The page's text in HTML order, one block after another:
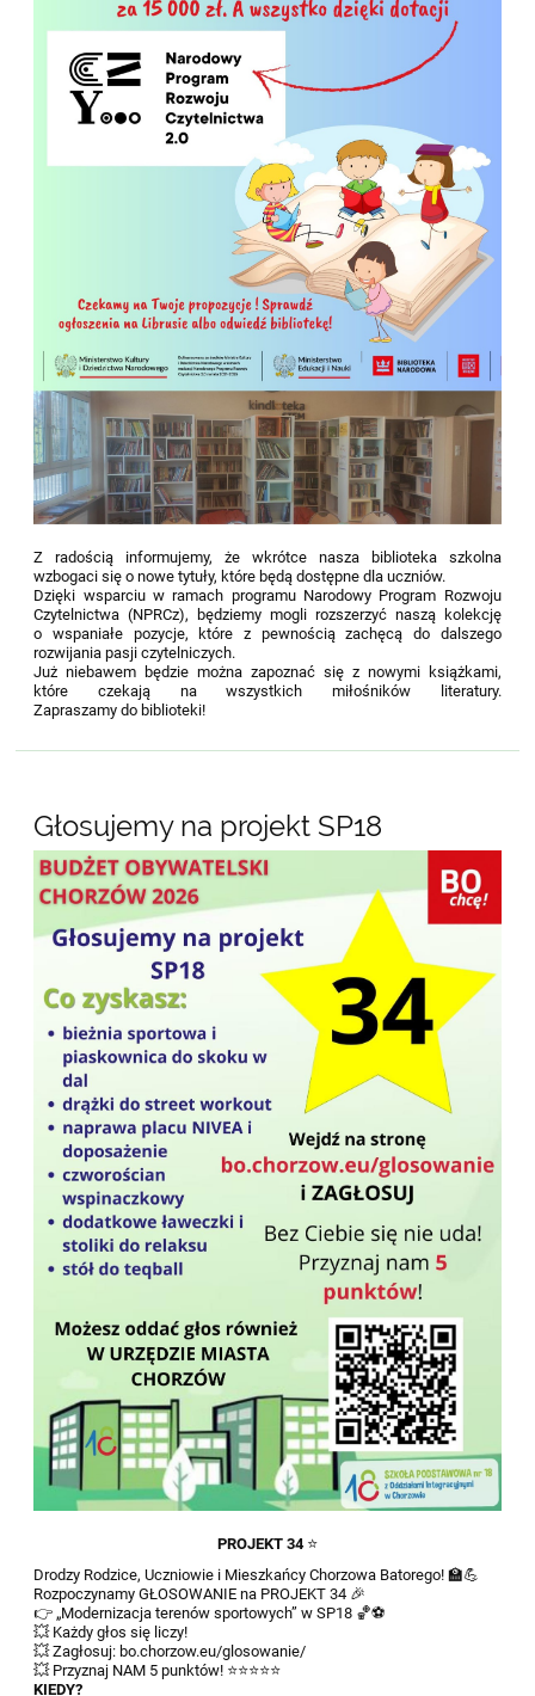
Z radością informujemy, że wkrótce nasza biblioteka szkolna
wzbogaci się o nowe tytuły, które będą dostępne dla uczniów.
Dzięki wsparciu w ramach programu Narodowy Program Rozwoju
Czytelnictwa (NPRCz), będziemy mogli rozszerzyć naszą kolekcję
o wspaniałe pozycje, które z pewnością zachęcą do dalszego
rozwijania pasji czytelniczych.
Już niebawem będzie można zapoznać się z nowymi książkami,
które czekają na wszystkich miłośników literatury.
Zapraszamy do biblioteki!
Głosujemy na projekt SP18
PROJEKT 34⭐
Drodzy Rodzice, Uczniowie i Mieszkańcy Chorzowa Batorego! 🏫💪
Rozpoczynamy GŁOSOWANIE na PROJEKT 34 🎉
👉 „Modernizacja terenów sportowych” w SP18 🏀⚽
💥 Każdy głos się liczy!
💥 Zagłosuj: bo.chorzow.eu/glosowanie/
💥 Przyznaj NAM 5 punktów! ⭐⭐⭐⭐⭐
KIEDY?